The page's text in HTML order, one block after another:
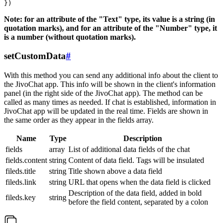
Note: for an attribute of the "Text" type, its value is a string (in
quotation marks), and for an attribute of the "Number" type, it
is a number (without quotation marks).
setCustomData#
With this method you can send any additional info about the client to
the JivoChat app. This info will be shown in the client's information
panel (in the right side of the JivoChat app). The method can be
called as many times as needed. If chat is established, information in
JivoChat app will be updated in the real time. Fields are shown in
the same order as they appear in the fields array.
Name Type
Description
fields
array List of additional data fields of the chat
fields.content string Content of data field. Tags will be insulated
fileds.title
string Title shown above a data field
fileds.link
string URL that opens when the data field is clicked
fileds.key
string
Description of the data field, added in bold
before the field content, separated by a colon